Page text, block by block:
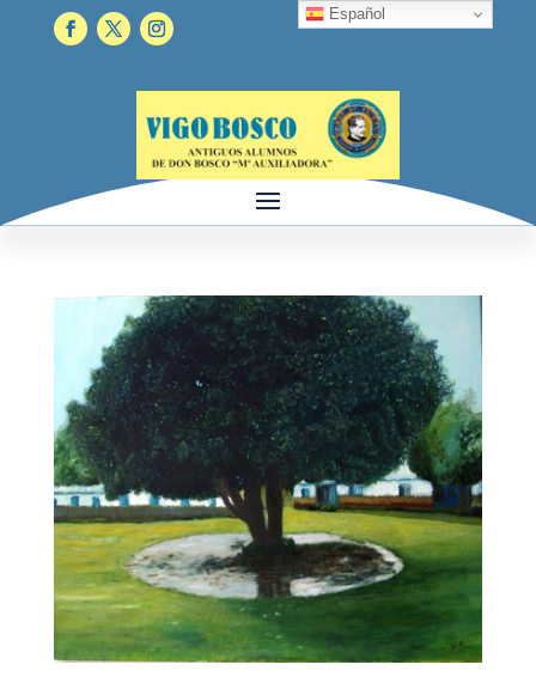
Español